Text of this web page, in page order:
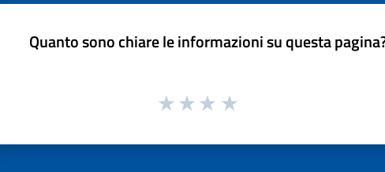
Quanto sono chiare le informazioni su questa